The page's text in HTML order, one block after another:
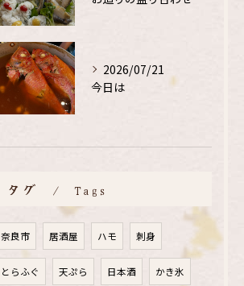
2026/07/21
今日は
タグ Tags
奈良市 居酒屋 ハモ 刺身
とらふぐ 天ぷら 日本酒 かき氷